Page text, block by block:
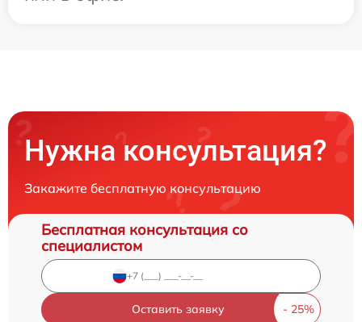
Нужна консультация?
Закажите бесплатную консультацию
Бесплатная консультация со
специалистом
Оставить заявку